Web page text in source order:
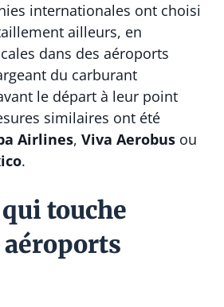
internationales ont choisi
ailleurs, en
dans des aéroports
du carburant
le départ à leur point
similaires ont été
Airlines, Viva Aerobus ou
.
touche